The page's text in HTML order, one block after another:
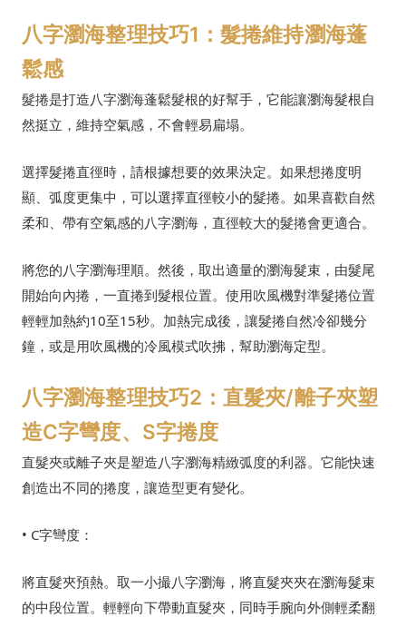
八字瀏海整理技巧1：髮捲維持瀏海蓬
鬆感
髮捲是打造八字瀏海蓬鬆髮根的好幫手，它能讓瀏海髮根自
然挺立，維持空氣感，不會輕易扁塌。
選擇髮捲直徑時，請根據想要的效果決定。如果想捲度明
顯、弧度更集中，可以選擇直徑較小的髮捲。如果喜歡自然
柔和、帶有空氣感的八字瀏海，直徑較大的髮捲會更適合。
將您的八字瀏海理順。然後，取出適量的瀏海髮束，由髮尾
開始向內捲，一直捲到髮根位置。使用吹風機對準髮捲位置
輕輕加熱約10至15秒。加熱完成後，讓髮捲自然冷卻幾分
鐘，或是用吹風機的冷風模式吹拂，幫助瀏海定型。
八字瀏海整理技巧2：直髮夾/離子夾塑
造C字彎度、S字捲度
直髮夾或離子夾是塑造八字瀏海精緻弧度的利器。它能快速
創造出不同的捲度，讓造型更有變化。
• C字彎度：
將直髮夾預熱。取一小撮八字瀏海，將直髮夾夾在瀏海髮束
的中段位置。輕輕向下帶動直髮夾，同時手腕向外側輕柔翻